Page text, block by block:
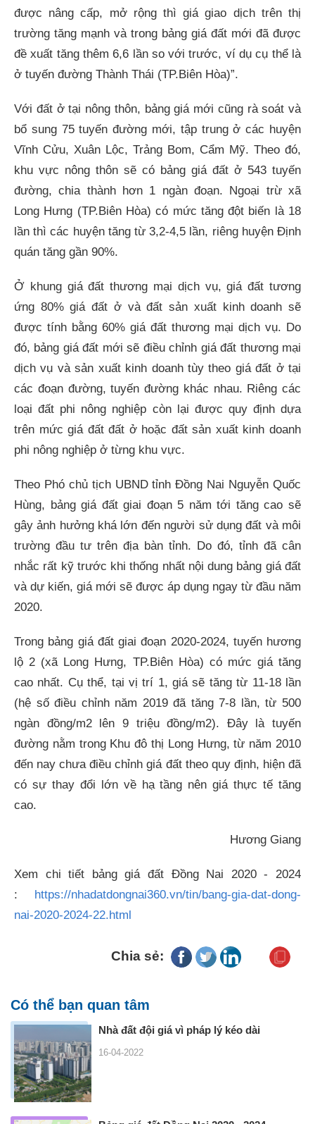
được nâng cấp, mở rộng thì giá giao dịch trên thị
trường tăng mạnh và trong bảng giá đất mới đã được
đề xuất tăng thêm 6,6 lần so với trước, ví dụ cụ thể là
ở tuyến đường Thành Thái (TP.Biên Hòa)”.
Với đất ở tại nông thôn, bảng giá mới cũng rà soát và
bổ sung 75 tuyến đường mới, tập trung ở các huyện
Vĩnh Cửu, Xuân Lộc, Trảng Bom, Cẩm Mỹ. Theo đó,
khu vực nông thôn sẽ có bảng giá đất ở 543 tuyến
đường, chia thành hơn 1 ngàn đoạn. Ngoại trừ xã
Long Hưng (TP.Biên Hòa) có mức tăng đột biến là 18
lần thì các huyện tăng từ 3,2-4,5 lần, riêng huyện Định
quán tăng gần 90%.
Ở khung giá đất thương mại dịch vụ, giá đất tương
ứng 80% giá đất ở và đất sản xuất kinh doanh sẽ
được tính bằng 60% giá đất thương mại dịch vụ. Do
đó, bảng giá đất mới sẽ điều chỉnh giá đất thương mại
dịch vụ và sản xuất kinh doanh tùy theo giá đất ở tại
các đoạn đường, tuyến đường khác nhau. Riêng các
loại đất phi nông nghiệp còn lại được quy định dựa
trên mức giá đất đất ở hoặc đất sản xuất kinh doanh
phi nông nghiệp ở từng khu vực.
Theo Phó chủ tịch UBND tỉnh Đồng Nai Nguyễn Quốc
Hùng, bảng giá đất giai đoạn 5 năm tới tăng cao sẽ
gây ảnh hưởng khá lớn đến người sử dụng đất và môi
trường đầu tư trên địa bàn tỉnh. Do đó, tỉnh đã cân
nhắc rất kỹ trước khi thống nhất nội dung bảng giá đất
và dự kiến, giá mới sẽ được áp dụng ngay từ đầu năm
2020.
Trong bảng giá đất giai đoạn 2020-2024, tuyến hương
lộ 2 (xã Long Hưng, TP.Biên Hòa) có mức giá tăng
cao nhất. Cụ thể, tại vị trí 1, giá sẽ tăng từ 11-18 lần
(hệ số điều chỉnh năm 2019 đã tăng 7-8 lần, từ 500
ngàn đồng/m2 lên 9 triệu đồng/m2). Đây là tuyến
đường nằm trong Khu đô thị Long Hưng, từ năm 2010
đến nay chưa điều chỉnh giá đất theo quy định, hiện đã
có sự thay đổi lớn về hạ tầng nên giá thực tế tăng
cao.
Hương Giang
Xem chi tiết bảng giá đất Đồng Nai 2020 - 2024
: https://nhadatdongnai360.vn/tin/bang-gia-dat-dong-
nai-2020-2024-22.html
Chia sẻ:
Có thể bạn quan tâm
Nhà đất đội giá vì pháp lý kéo dài
16-04-2022